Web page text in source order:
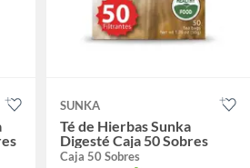
SUNKA
Té de Hierbas Sunka
Digesté Caja 50 Sobres
Caja 50 Sobres